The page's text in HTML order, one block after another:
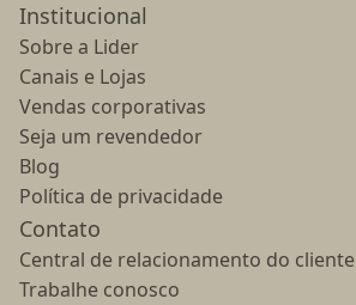
Institucional
Sobre a Lider
Canais e Lojas
Vendas corporativas
Seja um revendedor
Blog
Política de privacidade
Contato
Central de relacionamento do cliente
Trabalhe conosco